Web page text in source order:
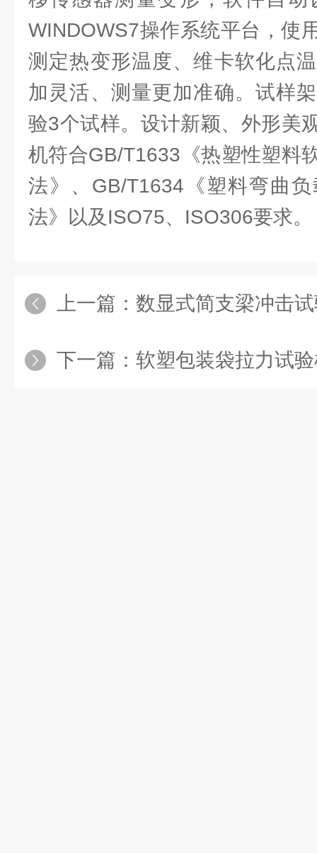
WINDOWS7操作系统平台，使
测定热变形温度、维卡软化点
加灵活、测量更加准确。试样
验3个试样。设计新颖、外形美
机符合GB/T1633《热塑性塑料
法》、GB/T1634《塑料弯曲
法》以及ISO75、ISO306要求。
上一篇： 数显式简支梁冲击
下一篇： 软塑包装袋拉力试